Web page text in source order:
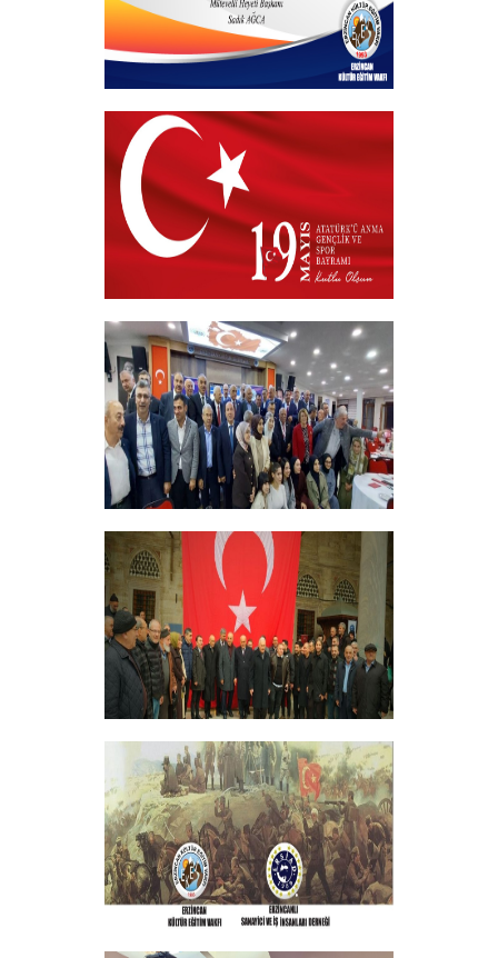
Hayırlı Bayramlar
+
19 MAYIS 2026
+
ERZİNCANLILAR EKEV’İN
GELENEKSEL İFTAR YEMEĞİNDE
BULUŞTU
+
GELENEKSEL ŞEHİTLERİMİZİ ANMA
PROGRAMI DÜZENLEDİK
+